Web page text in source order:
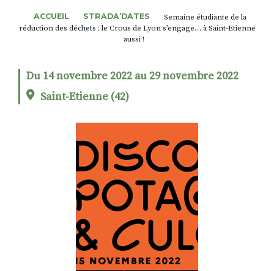
RECHERCHER
S'ABONNER
ACCUEIL STRADA’DATES
Semaine étudiante de la
réduction des déchets : le Crous de Lyon s’engage… à Saint-Etienne
aussi !
Du 14 novembre 2022 au 29 novembre 2022
Saint-Etienne (42)